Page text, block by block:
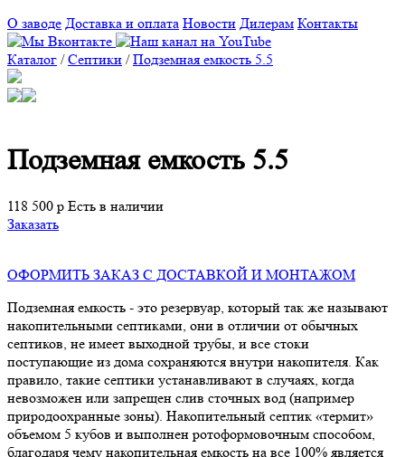
О заводе Доставка и оплата Новости Дилерам Контакты
Каталог /Септики /Подземная емкость 5.5
Подземная емкость 5.5
118 500 р Есть в наличии
Заказать
ОФОРМИТЬ ЗАКАЗ С ДОСТАВКОЙ И МОНТАЖОМ
Подземная емкость - это резервуар, который так же называют
накопительными септиками, они в отличии от обычных
септиков, не имеет выходной трубы, и все стоки
поступающие из дома сохраняются внутри накопителя. Как
правило, такие септики устанавливают в случаях, когда
невозможен или запрещен слив сточных вод (например
природоохранные зоны). Накопительный септик «термит»
объемом 5 кубов и выполнен ротоформовочным способом,
благодаря чему накопительная емкость на все 100% является